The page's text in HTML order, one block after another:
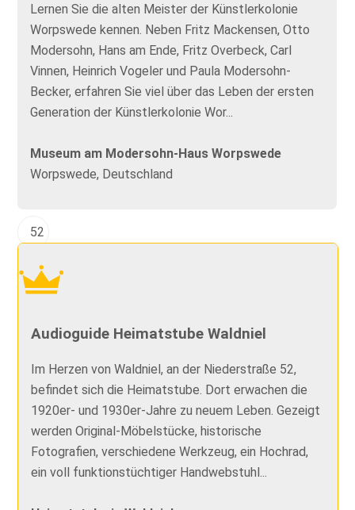
Lernen Sie die alten Meister der Künstlerkolonie
Worpswede kennen. Neben Fritz Mackensen, Otto
Modersohn, Hans am Ende, Fritz Overbeck, Carl
Vinnen, Heinrich Vogeler und Paula Modersohn-
Becker, erfahren Sie viel über das Leben der ersten
Generation der Künstlerkolonie Wor...
Museum am Modersohn-Haus Worpswede
Worpswede, Deutschland
52
Audioguide Heimatstube Waldniel
Im Herzen von Waldniel, an der Niederstraße 52,
befindet sich die Heimatstube. Dort erwachen die
1920er- und 1930er-Jahre zu neuem Leben. Gezeigt
werden Original-Möbelstücke, historische
Fotografien, verschiedene Werkzeug, ein Hochrad,
ein voll funktionstüchtiger Handwebstuhl...